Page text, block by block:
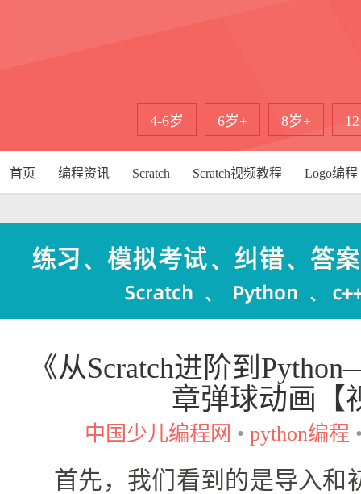
4-6岁 6岁+ 8岁+
首页 编程资讯 Scratch Scratch视频教程 Logo编程
《从Scratch进阶到
章弹球动画【
中国少儿编程网 • python编程
首先，我们看到的是导入和